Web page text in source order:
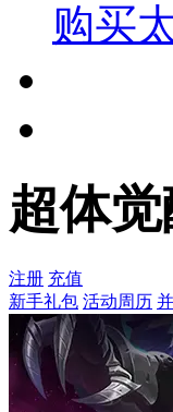
购买
超体
注册 充值
新手礼包 活动周历